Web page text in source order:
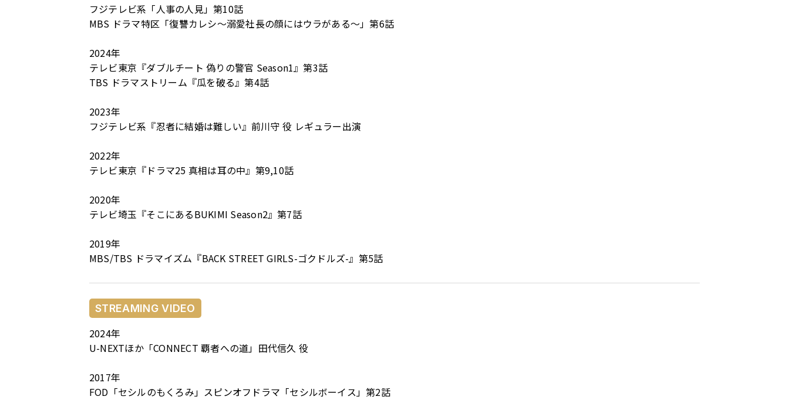
フジテレビ系「人事の人見」第10話
MBS ドラマ特区「復讐カレシ〜溺愛社長の顔にはウラがある〜」第6話
2024年
テレビ東京『ダブルチート 偽りの警官 Season1』第3話
TBS ドラマストリーム『瓜を破る』第4話
2023年
フジテレビ系『忍者に結婚は難しい』前川守 役 レギュラー出演
2022年
テレビ東京『ドラマ25 真相は⽿の中』第9,10話
2020年
テレビ埼玉『そこにあるBUKIMI Season2』第7話
2019年
MBS/TBS ドラマイズム『BACK STREET GIRLS-ゴクドルズ-』第5話
STREAMING VIDEO
2024年
U-NEXTほか「CONNECT 覇者への道」田代信久 役
2017年
FOD「セシルのもくろみ」スピンオフドラマ「セシルボーイス」第2話